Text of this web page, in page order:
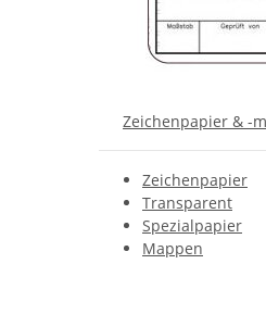
Zeichenpapier & -
Zeichenpapier
Transparent
Spezialpapier
Mappen